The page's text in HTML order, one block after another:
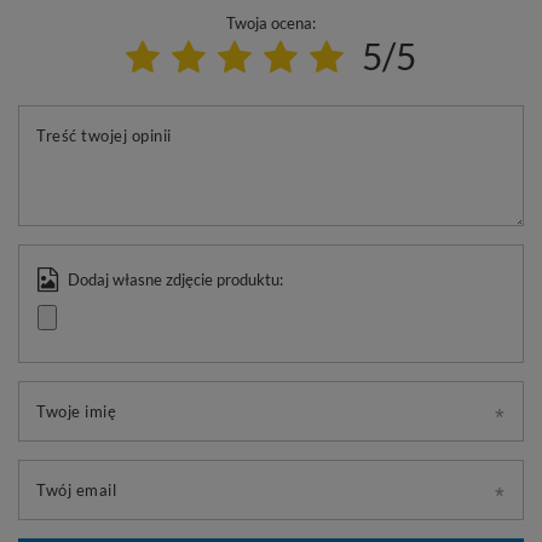
Twoja ocena:
5/5
Treść twojej opinii
Dodaj własne zdjęcie produktu:
Twoje imię
Twój email